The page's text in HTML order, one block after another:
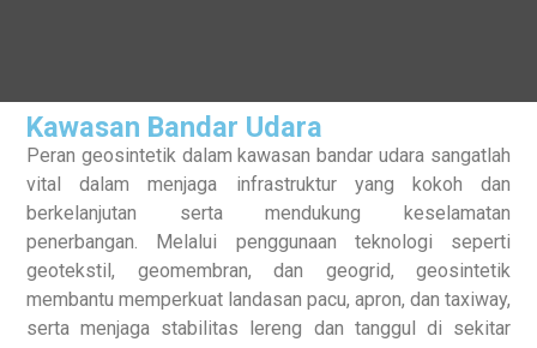
Kawasan Bandar Udara
Peran geosintetik dalam kawasan bandar udara sangatlah
vital dalam menjaga infrastruktur yang kokoh dan
berkelanjutan serta mendukung keselamatan
penerbangan. Melalui penggunaan teknologi seperti
geotekstil, geomembran, dan geogrid, geosintetik
membantu memperkuat landasan pacu, apron, dan taxiway,
serta menjaga stabilitas lereng dan tanggul di sekitar